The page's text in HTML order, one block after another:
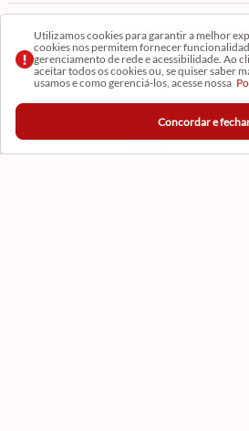
Utilizamos cookies para garantir a melhor
cookies nos permitem fornecer
gerenciamento de rede e acessibilidade. Ao
aceitar todos os cookies ou, se quiser saber
usamos e como gerenciá-los, acesse nossa
Concordar e
Cadastre-se em Nossa
Receba as